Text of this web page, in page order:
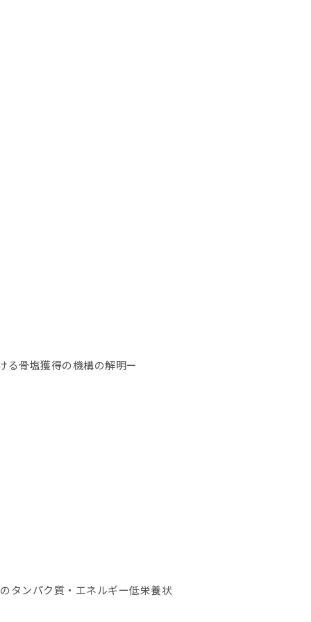
る骨塩獲得の機構の解明ー
タンパク質・エネルギー低栄養状